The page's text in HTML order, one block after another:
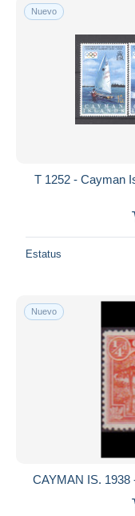
Nuevo
T 1252 - Cayman
Estatus
Nuevo
CAYMAN IS. 1938